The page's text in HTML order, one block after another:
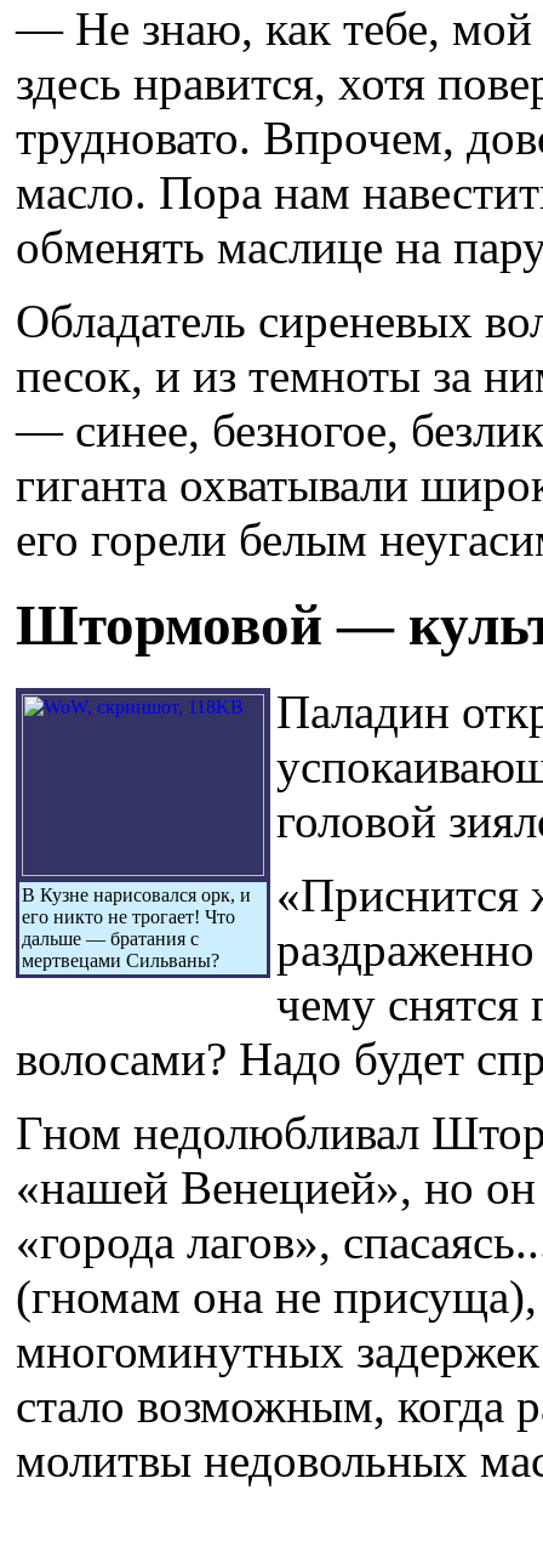
— Не знаю, как тебе, мой
здесь нравится, хотя
трудновато. Впрочем,
масло. Пора нам
обменять маслице на
Обладатель сиреневых
песок, и из темноты за
— синее, безногое,
гиганта охватывали
его горели белым
Штормовой —
В Кузне нарисовался орк, и
его никто не трогает! Что
дальше — братания с
мертвецами Сильваны?
Паладин
головой
«Приснится
чему
волосами? Надо будет
Гном недолюбливал
«нашей Венецией», но
«города лагов»,
(гномам она не
многоминутных
стало возможным, когда
молитвы недовольных